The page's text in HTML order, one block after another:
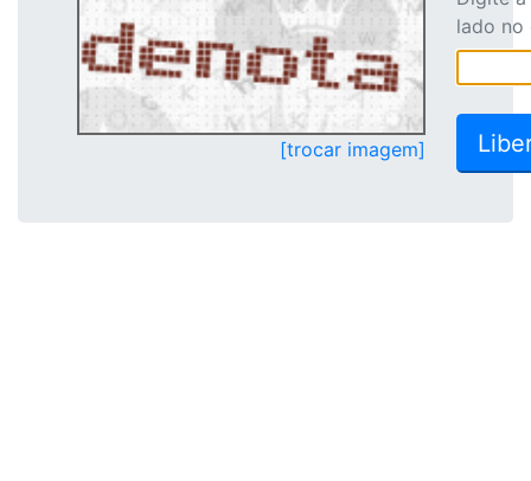
[trocar imagem]
lado no